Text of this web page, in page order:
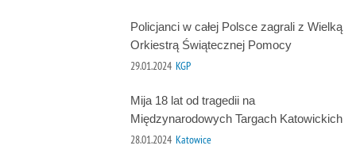
Policjanci w całej Polsce zagrali z Wielką
Orkiestrą Świątecznej Pomocy
29.01.2024 KGP
Mija 18 lat od tragedii na
Międzynarodowych Targach Katowickich
28.01.2024 Katowice